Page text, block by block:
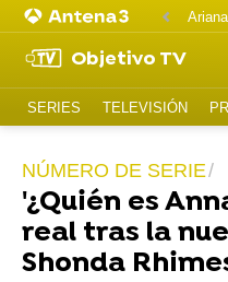
Objetivo TV
SERIES TELEVISIÓN
NÚMERO DE SERIE
'¿Quién es
real tras la
Shonda